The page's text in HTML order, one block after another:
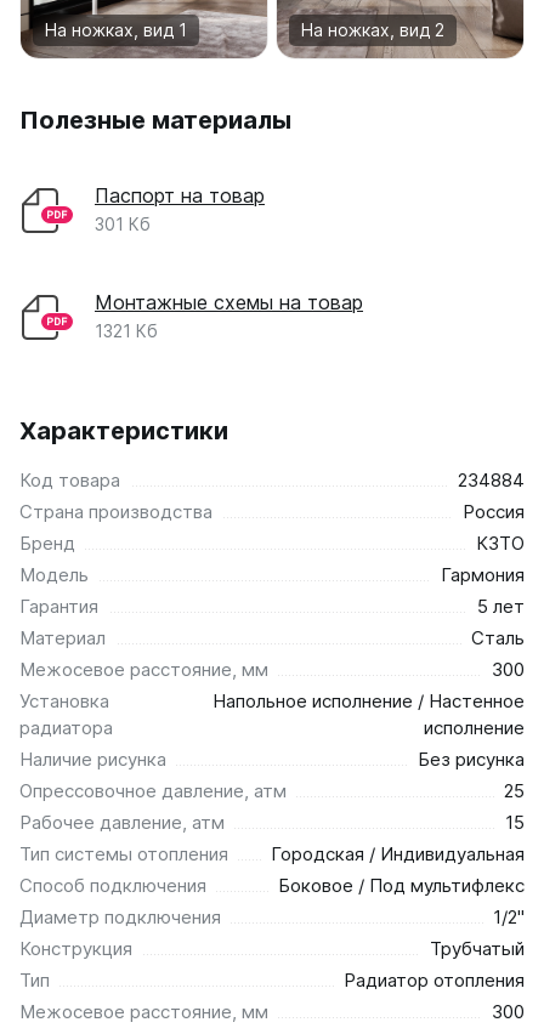
На ножках, вид 1 На ножках, вид 2
Полезные материалы
Паспорт на товар
301 Кб
Монтажные схемы на товар
1321 Кб
Характеристики
Код товара
234884
Страна производства
Россия
Бренд
КЗТО
Модель
Гармония
Гарантия
5 лет
Материал
Сталь
Межосевое расстояние, мм
300
Установка
радиатора
Напольное исполнение / Настенное
исполнение
Наличие рисунка
Без рисунка
Опрессовочное давление, атм
25
Рабочее давление, атм
15
Тип системы отопления
Городская / Индивидуальная
Способ подключения
Боковое / Под мультифлекс
Диаметр подключения
1/2"
Конструкция
Трубчатый
Тип
Радиатор отопления
Межосевое расстояние, мм
300